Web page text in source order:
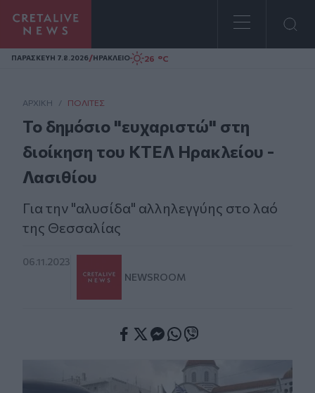
Homepage
ΠΑΡΑΣΚΕΥΗ 7.8.2026/ΗΡΑΚΛΕΙΟ 26 °C
ΑΡΧΙΚΗ / ΠΟΛΊΤΕΣ
Το δημόσιο "ευχαριστώ" στη
διοίκηση του ΚΤΕΛ Ηρακλείου -
Λασιθίου
Για την "αλυσίδα" αλληλεγγύης στο λαό
της Θεσσαλίας
06.11.2023
NEWSROOM